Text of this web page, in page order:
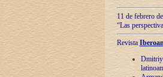
11 de febrero
“Las
Revista
Dmitriy